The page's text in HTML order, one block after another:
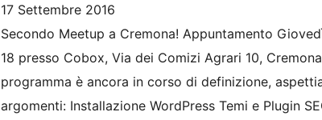
17 Settembre 2016
Secondo Meetup a Cremona! Appuntamento
18 presso Cobox, Via dei Comizi Agrari 10,
programma è ancora in corso di definizione,
argomenti: Installazione WordPress Temi e Plugin